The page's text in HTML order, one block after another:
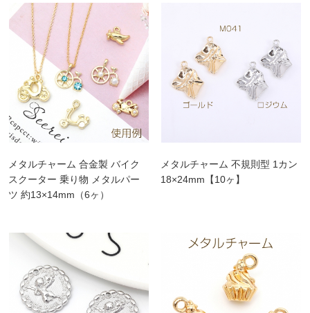
メタルチャーム 合金製 バイク
スクーター 乗り物 メタルパー
ツ 約13×14mm（6ヶ）
メタルチャーム 不規則型 1カン
18×24mm【10ヶ】